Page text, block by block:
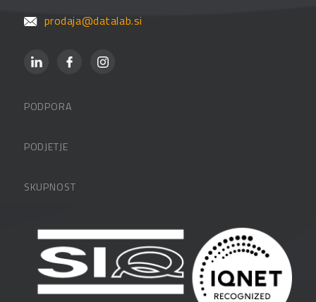
prodaja@datalab.si
PODPORA
FAQ – pogosta vprašanja
PODJETJE
Zaposlitev
Vlagatelji
Pogoji in pogodbe
SKUPNOST
Blog
Spletni seminarji